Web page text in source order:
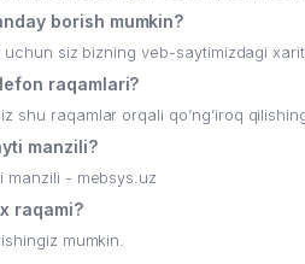
borish mumkin?
siz bizning veb-saytimizdagi
raqamlari?
shu raqamlar orqali qo’ng’iroq
manzili?
manzili - mebsys.uz
raqami?
mumkin.